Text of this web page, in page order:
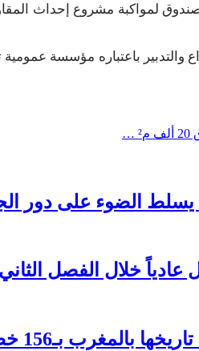
لمواكبة مشروع إحداث
والتدبير باعتباره مؤسسة
الضوء على دور
جوياً و5.3 ملايين مقعد …